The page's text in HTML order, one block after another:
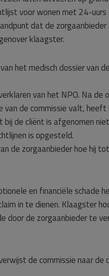
voor wonen met 24-uurs
dat de
klaagster.
het medisch dossier van
van het NPO. Na
de commissie valt,
bij de cliënt is afgenomen
is opgesteld.
de zorgaanbieder hoe hij
en financiële schade
in te dienen. Klaagster
door de zorgaanbieder te
de commissie naar